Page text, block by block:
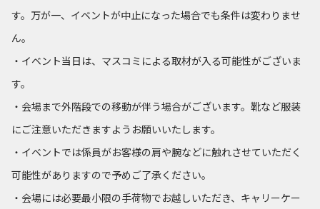
す。万が一、イベントが中止になった場合でも条件は変わりませ
ん。
・イベント当日は、マスコミによる取材が入る可能性がございま
す。
・会場まで外階段での移動が伴う場合がございます。靴など服装
にご注意いただきますようお願いいたします。
・イベントでは係員がお客様の肩や腕などに触れさせていただく
可能性がありますので予めご了承ください。
・会場には必要最小限の手荷物でお越しいただき、キャリーケー